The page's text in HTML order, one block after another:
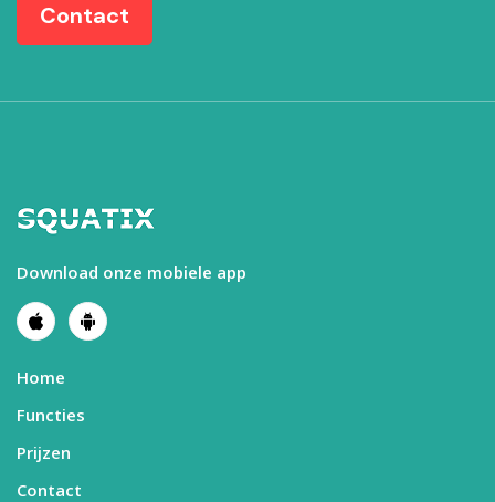
Contact
Download onze mobiele app
Home
Functies
Prijzen
Contact